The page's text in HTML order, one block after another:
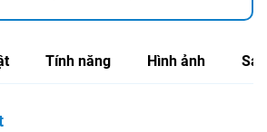
Tính năng Hình ảnh